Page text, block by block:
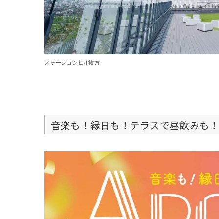
ステーションヒル枚方
音楽も！縁日も！テラスで昼飲みも！